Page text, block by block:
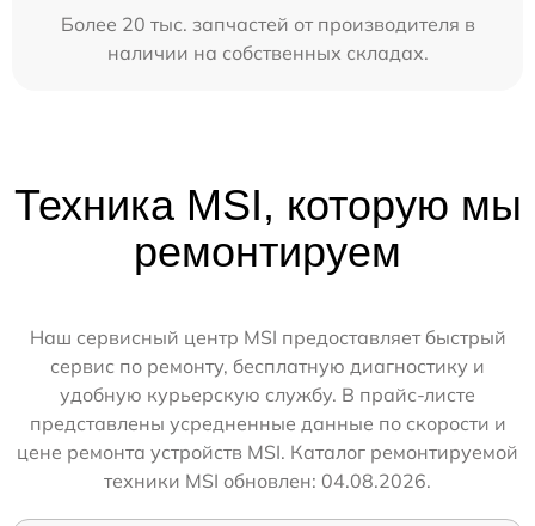
Более 20 тыс. запчастей от производителя в
наличии на собственных складах.
Техника MSI, которую мы
ремонтируем
Наш сервисный центр MSI предоставляет быстрый
сервис по ремонту, бесплатную диагностику и
удобную курьерскую службу. В прайс-листе
представлены усредненные данные по скорости и
цене ремонта устройств MSI. Каталог ремонтируемой
техники MSI обновлен: 04.08.2026.